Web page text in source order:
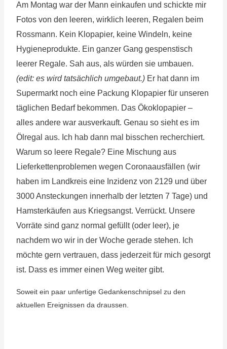
Am Montag war der Mann einkaufen und schickte mir
Fotos von den leeren, wirklich leeren, Regalen beim
Rossmann. Kein Klopapier, keine Windeln, keine
Hygieneprodukte. Ein ganzer Gang gespenstisch
leerer Regale. Sah aus, als würden sie umbauen.
(edit: es wird tatsächlich umgebaut.)Er hat dann im
Supermarkt noch eine Packung Klopapier für unseren
täglichen Bedarf bekommen. Das Ökoklopapier –
alles andere war ausverkauft. Genau so sieht es im
Ölregal aus. Ich hab dann mal bisschen recherchiert.
Warum so leere Regale? Eine Mischung aus
Lieferkettenproblemen wegen Coronaausfällen (wir
haben im Landkreis eine Inzidenz von 2129 und über
3000 Ansteckungen innerhalb der letzten 7 Tage) und
Hamsterkäufen aus Kriegsangst. Verrückt. Unsere
Vorräte sind ganz normal gefüllt (oder leer), je
nachdem wo wir in der Woche gerade stehen. Ich
möchte gern vertrauen, dass jederzeit für mich gesorgt
ist. Dass es immer einen Weg weiter gibt.
Soweit ein paar unfertige Gedankenschnipsel zu den
aktuellen Ereignissen da draussen.